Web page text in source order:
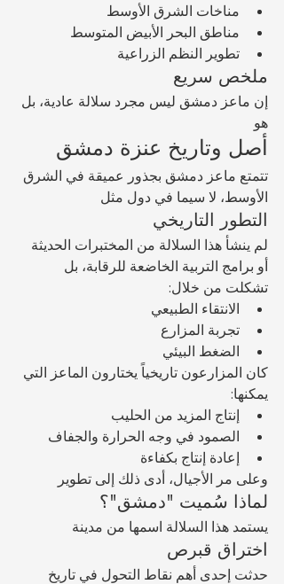
مناخات الشرق الأوسط
مناطق البحر الأبيض المتوسط
تطوير النظم الزراعية
ملخص سريع
إن ماعز دمشق ليس مجرد سلالة عادية، بل
هو
أصل وتاريخ عنزة دمشق
تتمتع ماعز دمشق بجذور عميقة في الشرق
الأوسط، لا سيما في دول مثل
التطور التاريخي
لم ينشأ هذا السلالة من المختبرات الحديثة
أو برامج التربية الخاضعة للرقابة، بل
تشكلت من خلال:
الانتقاء الطبيعي
تجربة المزارع
الضغط البيئي
كان المزارعون تاريخياً يختارون الماعز التي
يمكنها:
إنتاج المزيد من الحليب
الصمود في وجه الحرارة والجفاف
إعادة إنتاج بكفاءة
وعلى مر الأجيال، أدى ذلك إلى تطوير
لماذا سُميت "دمشق"؟
يستمد هذا السلالة اسمها من مدينة
اختراق قبرص
حدثت إحدى أهم نقاط التحول في تاريخ